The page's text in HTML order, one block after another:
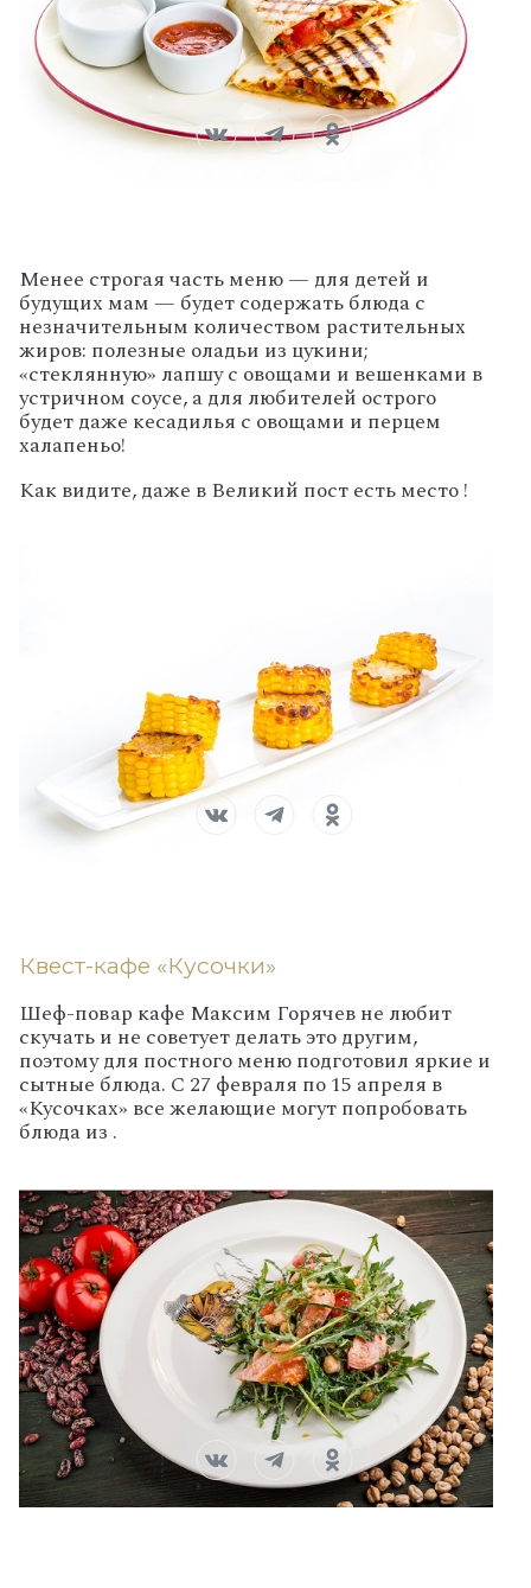
Менее строгая часть меню — для детей и
будущих мам — будет содержать блюда с
незначительным количеством растительных
жиров: полезные оладьи из цукини;
«стеклянную» лапшу с овощами и вешенками в
устричном соусе, а для любителей острого
будет даже кесадилья с овощами и перцем
халапеньо!
Как видите, даже в Великий пост есть место !
Квест-кафе «Кусочки»
Шеф-повар кафе Максим Горячев не любит
скучать и не советует делать это другим,
поэтому для постного меню подготовил яркие и
сытные блюда. С 27 февраля по 15 апреля в
«Кусочках» все желающие могут попробовать
блюда из .